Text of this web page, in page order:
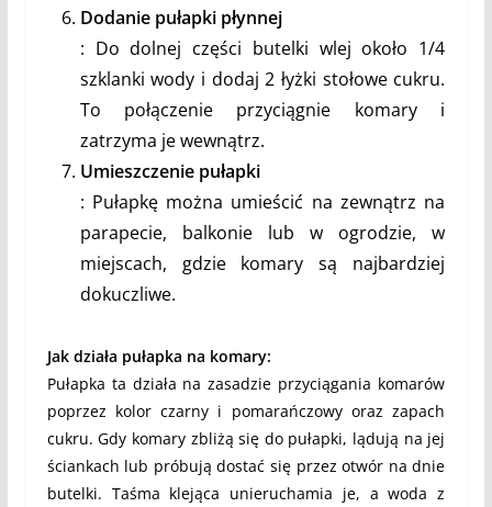
Dodanie pułapki płynnej
: Do dolnej części butelki wlej około 1/4
szklanki wody i dodaj 2 łyżki stołowe cukru.
To połączenie przyciągnie komary i
zatrzyma je wewnątrz.
Umieszczenie pułapki
: Pułapkę można umieścić na zewnątrz na
parapecie, balkonie lub w ogrodzie, w
miejscach, gdzie komary są najbardziej
dokuczliwe.
Jak działa pułapka na komary:
Pułapka ta działa na zasadzie przyciągania komarów
poprzez kolor czarny i pomarańczowy oraz zapach
cukru. Gdy komary zbliżą się do pułapki, lądują na jej
ściankach lub próbują dostać się przez otwór na dnie
butelki. Taśma klejąca unieruchamia je, a woda z